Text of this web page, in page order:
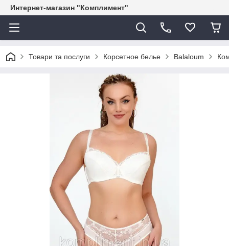
Интернет-магазин "Комплимент"
Товари та послуги Корсетное белье Balaloum